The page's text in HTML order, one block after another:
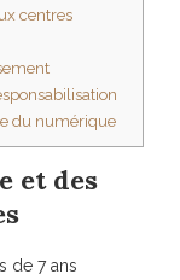
centres
du numérique
et des
de 7 ans